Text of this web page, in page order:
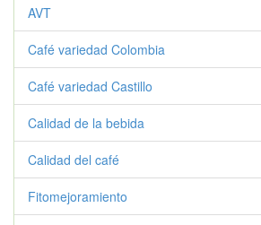
AVT
Café variedad Colombia
Café variedad Castillo
Calidad de la bebida
Calidad del café
Fitomejoramiento